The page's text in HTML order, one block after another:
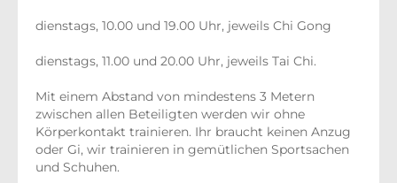
dienstags, 10.00 und 19.00 Uhr, jeweils Chi Gong
dienstags, 11.00 und 20.00 Uhr, jeweils Tai Chi.
Mit einem Abstand von mindestens 3 Metern
zwischen allen Beteiligten werden wir ohne
Körperkontakt trainieren. Ihr braucht keinen Anzug
oder Gi, wir trainieren in gemütlichen Sportsachen
und Schuhen.